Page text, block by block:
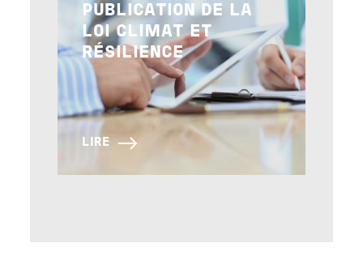
PUBLICATION DE LA
LOI CLIMAT ET
RÉSILIENCE
LIRE